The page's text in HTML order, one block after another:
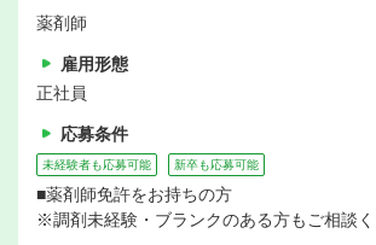
薬剤師
雇用形態
正社員
応募条件
未経験者も応募可能 新卒も応募可能
■薬剤師免許をお持ちの方
※調剤未経験・ブランクのある方もご相談く